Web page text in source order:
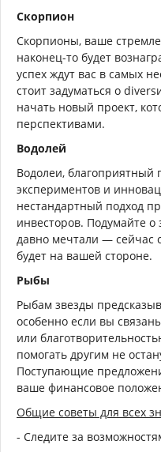
Скорпион
Скорпионы, ваше
наконец-то будет
успех ждут вас в самых
стоит задуматься о
начать новый проект,
перспективами.
Водолей
Водолеи,
экспериментов и
нестандартный подход
инвесторов. Подумайте о
давно мечтали — сейчас
будет на вашей стороне.
Рыбы
Рыбам звезды
особенно если вы
или
помогать другим не
Поступающие
ваше финансовое
Общие советы для всех
- Следите за